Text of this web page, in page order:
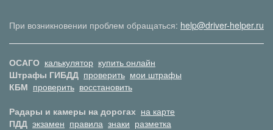
При возникновении проблем обращаться: help@driver-helper.ru
ОСАГО калькулятор купить онлайн
Штрафы ГИБДД проверить мои штрафы
КБМ проверить восстановить
Радары и камеры на дорогах на карте
ПДД экзамен правила знаки разметка